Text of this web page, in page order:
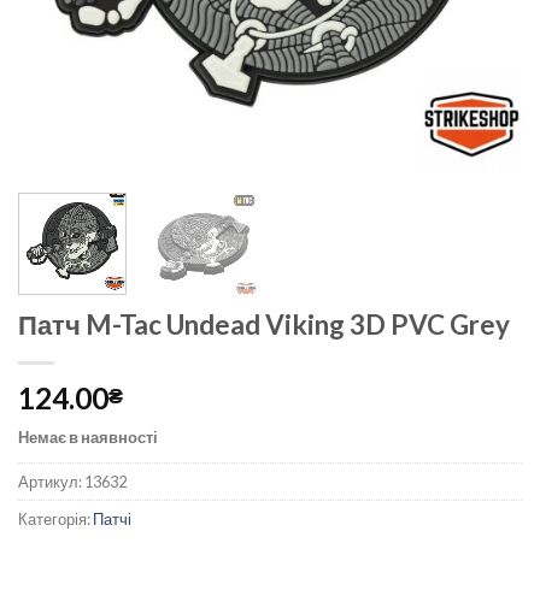
Патч M-Tac Undead Viking 3D PVC Grey
124.00₴
Немає в наявності
Артикул:13632
Категорія:Патчі